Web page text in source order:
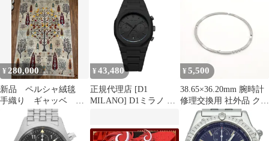
¥280,000
新品 ペルシャ絨毯
手織り ギャッベ キ
ャシュクリ ナチュラ
ル ザクロの木 と
り 生命の木
¥ 43,480
正規代理店 [D1
MILANO] D1ミラノ 時
ャドウ 40.5mm オール
¥5,500
38.65×36.20mm 腕時計
修理交換用 社外品 クリ
ックスプリング リング
逆回転防止 【対応】 ブ
ライトリング Breitling